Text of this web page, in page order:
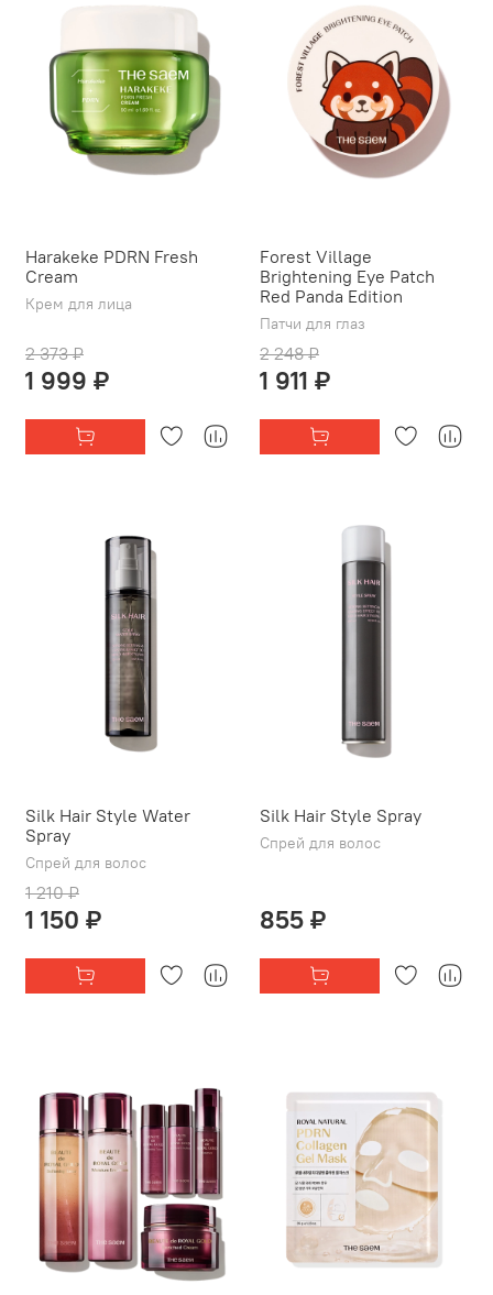
Harakeke PDRN Fresh
Cream
Крем для лица
2 373 ₽
1 999 ₽
Forest Village
Brightening Eye Patch
Red Panda Edition
Патчи для глаз
2 248 ₽
1 911 ₽
Silk Hair Style Water
Spray
Спрей для волос
1 210 ₽
1 150 ₽
Silk Hair Style Spray
Спрей для волос
855 ₽